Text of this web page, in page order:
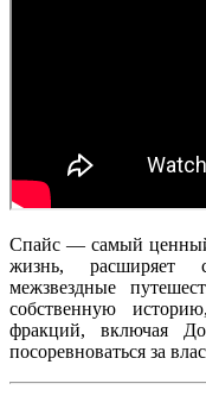
Спайс — самый ценный
жизнь, расширяет
межзвездные
собственную
фракций, включая
посоревноваться за